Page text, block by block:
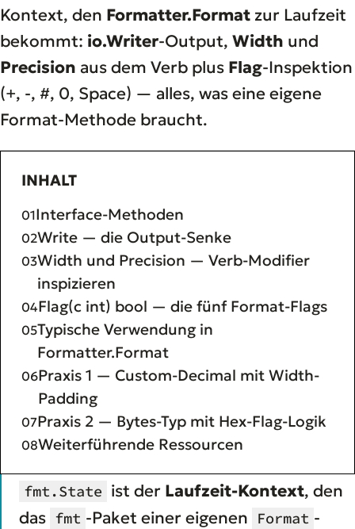
Kontext, den Formatter.Format zur Laufzeit
bekommt: io.Writer-Output, Width und
Precision aus dem Verb plus Flag-Inspektion
(+, -, #, 0, Space) — alles, was eine eigene
Format-Methode braucht.
INHALT
Interface-Methoden
Write — die Output-Senke
Width und Precision — Verb-Modifier
inspizieren
Flag(c int) bool — die fünf Format-Flags
Typische Verwendung in
Formatter.Format
Praxis 1 — Custom-Decimal mit Width-
Padding
Praxis 2 — Bytes-Typ mit Hex-Flag-Logik
Weiterführende Ressourcen
fmt.State ist der Laufzeit-Kontext, den
das fmt -Paket einer eigenen Format -